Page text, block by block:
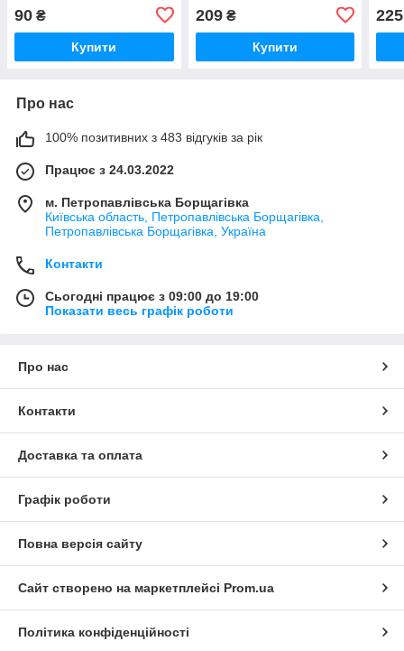
90 ₴
Купити
209₴
Купити
225
Про нас
100% позитивних з 483 відгуків за рік
Працює з 24.03.2022
м. Петропавлівська Борщагівка
Київська область, Петропавлівська Борщагівка,
Петропавлівська Борщагівка, Україна
Контакти
Сьогодні працює з 09:00 до 19:00
Показати весь графік роботи
Про нас
Контакти
Доставка та оплата
Графік роботи
Повна версія сайту
Сайт створено на маркетплейсі Prom.ua
Політика конфіденційності